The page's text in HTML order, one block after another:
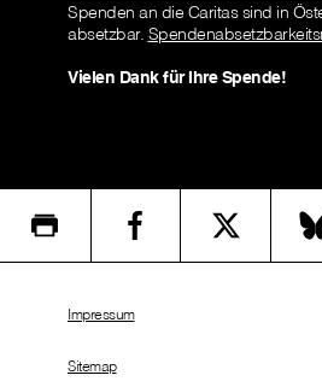
Spenden an die Caritas sind in
absetzbar.
Vielen Dank für Ihre Spende!
Impressum
Sitemap